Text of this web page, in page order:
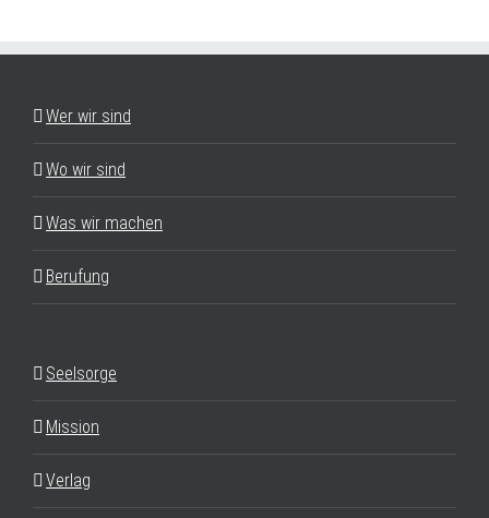
Wer wir sind
Wo wir sind
Was wir machen
Berufung
Seelsorge
Mission
Verlag